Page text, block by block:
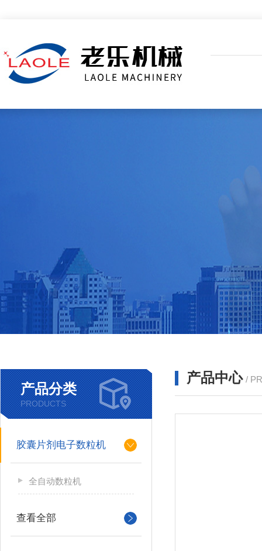
产品分类
PRODUCTS
胶囊片剂电子数粒机
全自动数粒机
查看全部
产品中心 /